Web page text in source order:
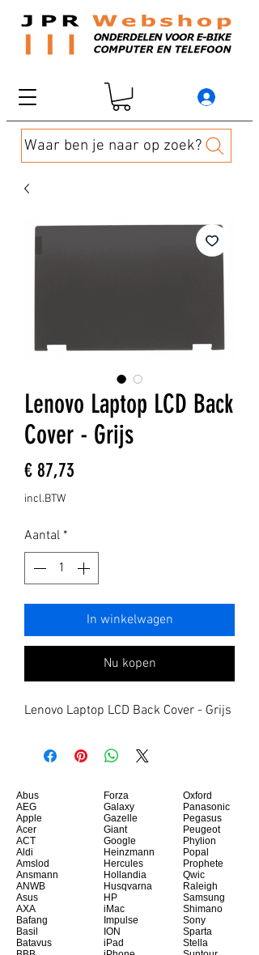
Waar ben je naar op zoek?
Lenovo Laptop LCD Back
Cover - Grijs
€ 87,73
incl.BTW
Aantal *
In winkelwagen
Nu kopen
Lenovo Laptop LCD Back Cover - Grijs
Abus
AEG
Apple
Acer
ACT
Aldi
Amslod
Ansmann
ANWB
Asus
AXA
Bafang
Basil
Batavus
Forza
Galaxy
Gazelle
Giant
Google
Heinzmann
Hercules
Hollandia
Husqvarna
HP
iMac
Impulse
ION
iPad
Oxford
Panasonic
Pegasus
Peugeot
Phylion
Popal
Prophete
Qwic
Raleigh
Samsung
Shimano
Sony
Sparta
Stella